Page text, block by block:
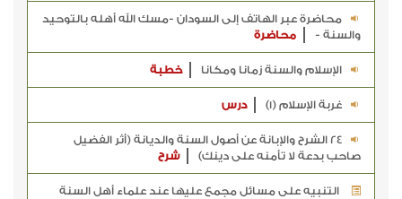
محاضرة عبر الهاتف إلى السودان -مسك الله أهله بالتوحيد
والسنة -
محاضرة
الإسلام والسنة زمانا ومكانا خطبة
غربة الإسلام (1) درس
24 الشرح والإبانة عن أصول السنة والديانة (أثر الفضيل
صاحب بدعة لا تأمنه على دينك)
شرح
التنبيه على مسائل مجمع عليها عند علماء أهل السنة